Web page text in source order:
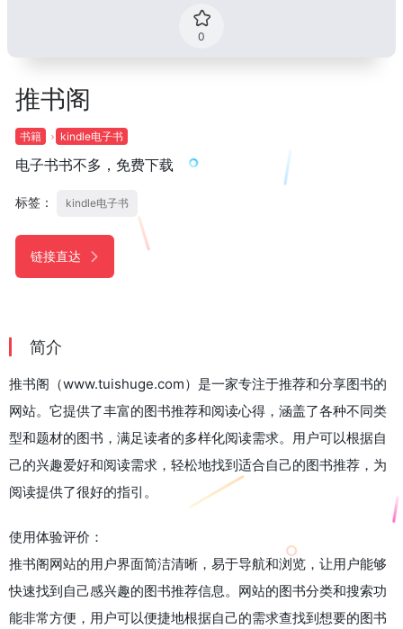
0
推书阁
书籍 kindle电子书
电子书书不多，免费下载
标签： kindle电子书
链接直达
简介
推书阁（www.tuishuge.com）是一家专注于推荐和分享图书的
网站。它提供了丰富的图书推荐和阅读心得，涵盖了各种不同类
型和题材的图书，满足读者的多样化阅读需求。用户可以根据自
己的兴趣爱好和阅读需求，轻松地找到适合自己的图书推荐，为
阅读提供了很好的指引。
使用体验评价：
推书阁网站的用户界面简洁清晰，易于导航和浏览，让用户能够
快速找到自己感兴趣的图书推荐信息。网站的图书分类和搜索功
能非常方便，用户可以便捷地根据自己的需求查找到想要的图书